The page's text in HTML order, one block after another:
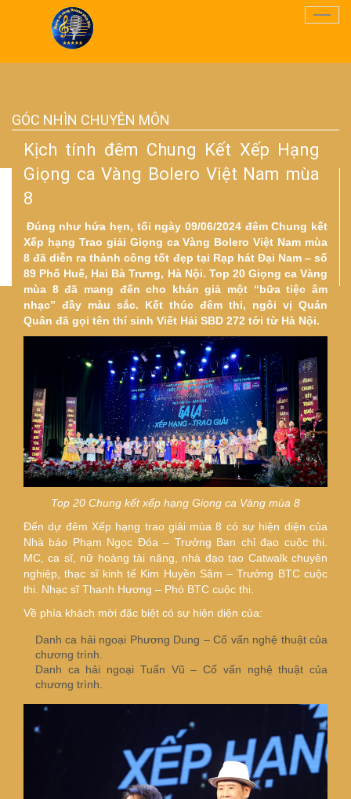
Điều
GÓC NHÌN CHUYÊN MÔN
Kịch tính đêm Chung Kết Xếp Hạng
Giọng ca Vàng Bolero Việt Nam mùa
8
Đúng như hứa hẹn, tối ngày 09/06/2024 đêm Chung kết
Xếp hạng Trao giải Giọng ca Vàng Bolero Việt Nam mùa
8 đã diễn ra thành công tốt đẹp tại Rạp hát Đại Nam – số
89 Phố Huế, Hai Bà Trưng, Hà Nội. Top 20 Giọng ca Vàng
mùa 8 đã mang đến cho khán giả một “bữa tiệc âm
nhạc” đầy màu sắc. Kết thúc đêm thi, ngôi vị Quán
Quân đã gọi tên thí sinh Viết Hải SBD 272 tới từ Hà Nội.
Top 20 Chung kết xếp hạng Giọng ca Vàng mùa 8
Đến dự đêm Xếp hạng trao giải mùa 8 có sự hiện diện của
Nhà báo Phạm Ngọc Đóa – Trưởng Ban chỉ đạo cuộc thi.
MC, ca sĩ, nữ hoàng tài năng, nhà đạo tạo Catwalk chuyên
nghiệp, thạc sĩ kinh tế Kim Huyền Sâm – Trưởng BTC cuộc
thi. Nhạc sĩ Thanh Hương – Phó BTC cuộc thi.
Về phía khách mời đặc biệt có sự hiện diện của:
Danh ca hải ngoại Phương Dung – Cố vấn nghệ thuật của
chương trình.
Danh ca hải ngoại Tuấn Vũ – Cố vấn nghệ thuật của
chương trình.